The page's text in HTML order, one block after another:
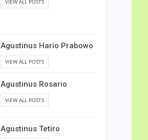
Agustinus Hario Prabowo
VIEW ALL POSTS
Agustinus Rosario
VIEW ALL POSTS
Agustinus Tetiro